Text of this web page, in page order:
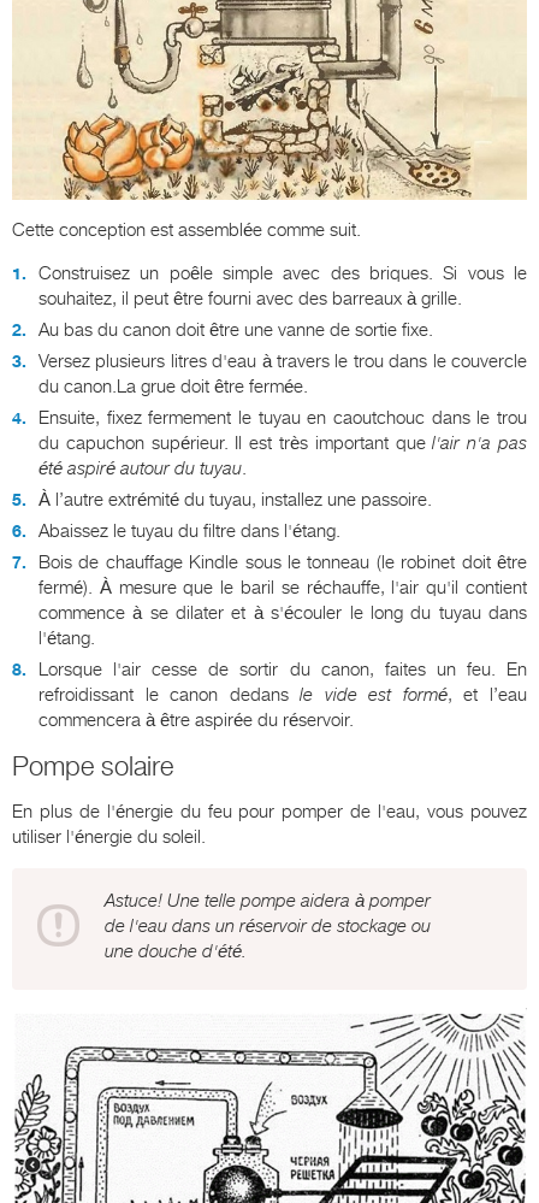
Cette conception est assemblée comme suit.
Construisez un poêle simple avec des briques. Si vous le
souhaitez, il peut être fourni avec des barreaux à grille.
Au bas du canon doit être une vanne de sortie fixe.
Versez plusieurs litres d'eau à travers le trou dans le couvercle
du canon.La grue doit être fermée.
Ensuite, fixez fermement le tuyau en caoutchouc dans le trou
du capuchon supérieur. Il est très important quel'air n'a pas
été aspiré autour du tuyau.
À l’autre extrémité du tuyau, installez une passoire.
Abaissez le tuyau du filtre dans l'étang.
Bois de chauffage Kindle sous le tonneau (le robinet doit être
fermé). À mesure que le baril se réchauffe, l'air qu'il contient
commence à se dilater et à s'écouler le long du tuyau dans
l'étang.
Lorsque l'air cesse de sortir du canon, faites un feu. En
refroidissant le canon dedansle vide est formé, et l’eau
commencera à être aspirée du réservoir.
Pompe solaire
En plus de l'énergie du feu pour pomper de l'eau, vous pouvez
utiliser l'énergie du soleil.
Astuce! Une telle pompe aidera à pomper
de l'eau dans un réservoir de stockage ou
une douche d'été.